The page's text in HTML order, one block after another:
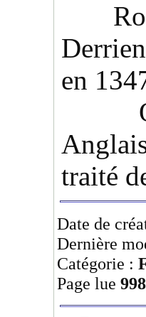
en
traité
Date de
Dernière
Catégorie :
Page lue